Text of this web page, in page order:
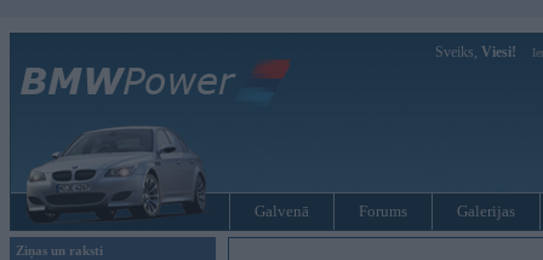
Sveiks, Viesi!
Galvenā Forums Galerijas
Ziņas un raksti